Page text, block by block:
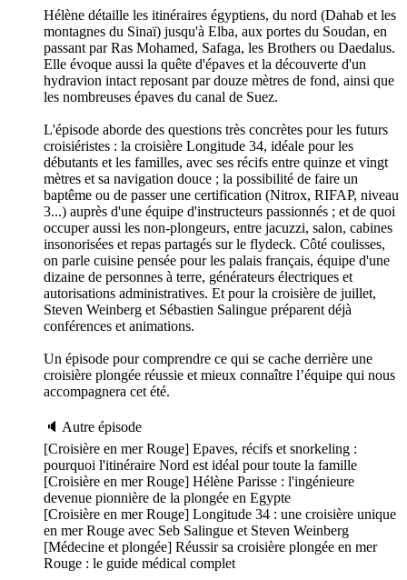
Hélène détaille les itinéraires égyptiens, du nord (Dahab et les
montagnes du Sinaï) jusqu'à Elba, aux portes du Soudan, en
passant par Ras Mohamed, Safaga, les Brothers ou Daedalus.
Elle évoque aussi la quête d'épaves et la découverte d'un
hydravion intact reposant par douze mètres de fond, ainsi que
les nombreuses épaves du canal de Suez.
L'épisode aborde des questions très concrètes pour les futurs
croisiéristes : la croisière Longitude 34, idéale pour les
débutants et les familles, avec ses récifs entre quinze et vingt
mètres et sa navigation douce ; la possibilité de faire un
baptême ou de passer une certification (Nitrox, RIFAP, niveau
3...) auprès d'une équipe d'instructeurs passionnés ; et de quoi
occuper aussi les non-plongeurs, entre jacuzzi, salon, cabines
insonorisées et repas partagés sur le flydeck. Côté coulisses,
on parle cuisine pensée pour les palais français, équipe d'une
dizaine de personnes à terre, générateurs électriques et
autorisations administratives. Et pour la croisière de juillet,
Steven Weinberg et Sébastien Salingue préparent déjà
conférences et animations.
Un épisode pour comprendre ce qui se cache derrière une
croisière plongée réussie et mieux connaître l’équipe qui nous
accompagnera cet été.
🔈 Autre épisode
[Croisière en mer Rouge] Epaves, récifs et snorkeling :
pourquoi l'itinéraire Nord est idéal pour toute la famille
[Croisière en mer Rouge] Hélène Parisse : l'ingénieure
devenue pionnière de la plongée en Egypte
[Croisière en mer Rouge] Longitude 34 : une croisière unique
en mer Rouge avec Seb Salingue et Steven Weinberg
[Médecine et plongée] Réussir sa croisière plongée en mer
Rouge : le guide médical complet